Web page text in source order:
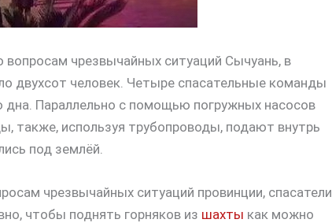
чрезвычайных ситуаций Сычуань, в
двухсот человек. Четыре спасательные команды
дна. Параллельно с помощью погружных насосов
также, используя трубопроводы, подают внутрь
под землёй.
чрезвычайных ситуаций провинции, спасатели
чтобы поднять горняков из шахты как можно